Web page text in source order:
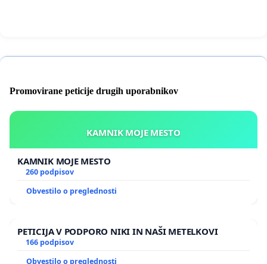
Promovirane peticije drugih uporabnikov
KAMNIK MOJE MESTO
KAMNIK MOJE MESTO
260 podpisov
Obvestilo o preglednosti
PETICIJA V PODPORO NIKI IN NAŠI METELKOVI
166 podpisov
Obvestilo o preglednosti